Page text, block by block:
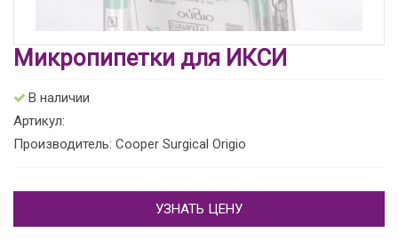
Микропипетки для ИКСИ
В наличии
Артикул:
Производитель: Cooper Surgical Origio
УЗНАТЬ ЦЕНУ